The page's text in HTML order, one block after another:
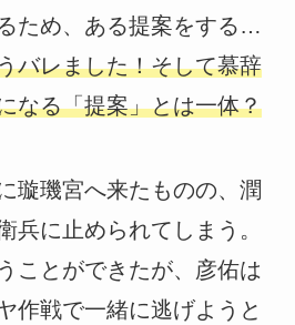
ため、ある提案をする…
バレました！そして慕辞
なる「提案」とは一体？
璇璣宮へ来たものの、潤
兵に止められてしまう。
ことができたが、彦佑は
作戦で一緒に逃げようと